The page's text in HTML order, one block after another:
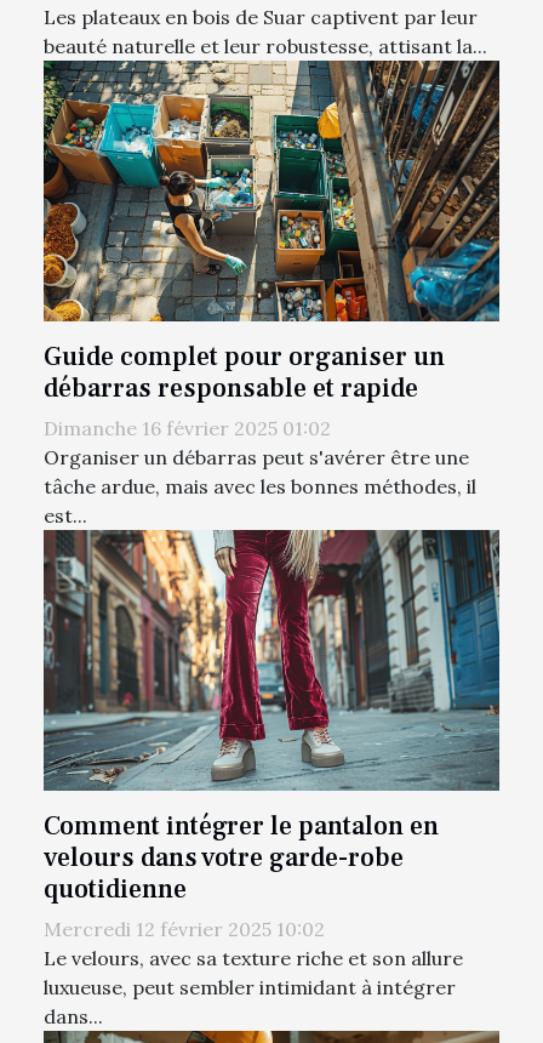
Les plateaux en bois de Suar captivent par leur
beauté naturelle et leur robustesse, attisant la...
Guide complet pour organiser un
débarras responsable et rapide
Dimanche 16 février 2025 01:02
Organiser un débarras peut s'avérer être une
tâche ardue, mais avec les bonnes méthodes, il
est...
Comment intégrer le pantalon en
velours dans votre garde-robe
quotidienne
Mercredi 12 février 2025 10:02
Le velours, avec sa texture riche et son allure
luxueuse, peut sembler intimidant à intégrer
dans...